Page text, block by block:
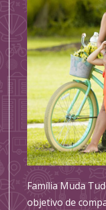
Família Muda
objetivo de